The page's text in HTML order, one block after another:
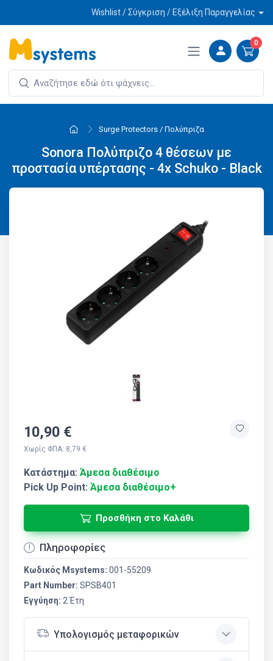
Wishlist / Σύγκριση / Εξέλιξη Παραγγελίας
0
Surge Protectors / Πολύπριζα
Sonora Πολύπριζο 4 θέσεων με
προστασία υπέρτασης - 4x Schuko - Black
10,90 €
Χωρίς ΦΠΑ: 8,79 €
Κατάστημα: Άμεσα διαθέσιμο
Pick Up Point: Άμεσα διαθέσιμο+
Προσθήκη στο Καλάθι
Πληροφορίες
Κωδικός Msystems: 001-55209
Part Number: SPSB401
Εγγύηση: 2 Έτη
Υπολογισμός μεταφορικών